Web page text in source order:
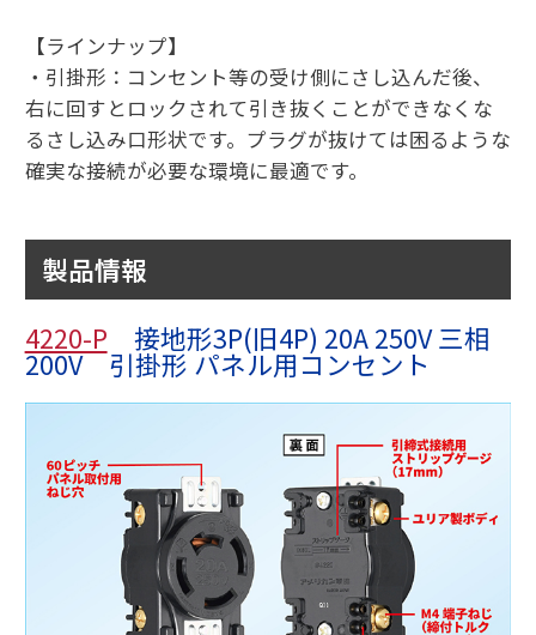
【ラインナップ】
・引掛形：コンセント等の受け側にさし込んだ後、
右に回すとロックされて引き抜くことができなくな
るさし込み口形状です。プラグが抜けては困るような
確実な接続が必要な環境に最適です。
製品情報
4220-P 接地形3P(旧4P) 20A 250V 三相
200V 引掛形 パネル用コンセント